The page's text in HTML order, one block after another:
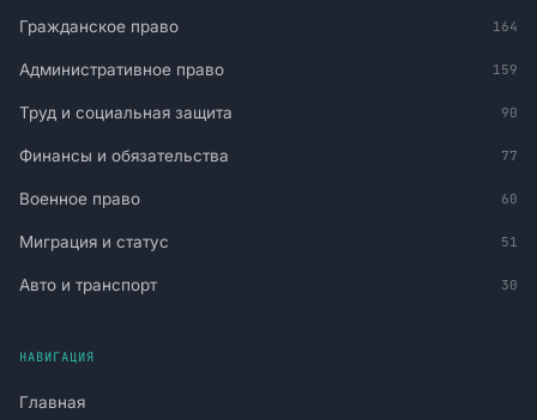
Гражданское право 164
Административное право 159
Труд и социальная защита 90
Финансы и обязательства 77
Военное право 60
Миграция и статус 51
Авто и транспорт 30
НАВИГАЦИЯ
Главная